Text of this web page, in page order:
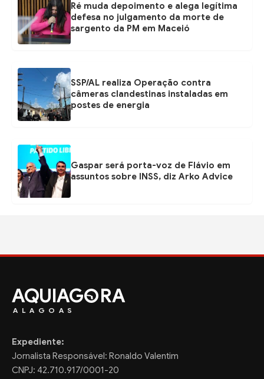
Ré muda depoimento e alega legítima
defesa no julgamento da morte de
sargento da PM em Maceió
SSP/AL realiza Operação contra
câmeras clandestinas instaladas em
postes de energia
Gaspar será porta-voz de Flávio em
assuntos sobre INSS, diz Arko Advice
AQUIAG RA
ALAGOAS
Expediente:
Jornalista Responsável: Ronaldo Valentim
CNPJ: 42.710.917/0001-20